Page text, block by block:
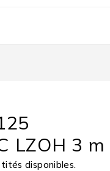
LZOH 3 m
disponibles.